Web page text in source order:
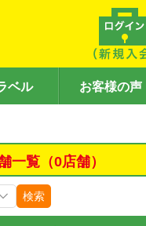
ベル お客様の声
一覧（0店舗）
検索